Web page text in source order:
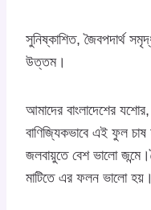
সুনিষ্কাশিত, জৈবপদার্থ
উত্তম।
আমাদের বাংলাদেশের
বাণিজ্যিকভাবে এই ফুল
জলবায়ুতে বেশ ভালো
মাটিতে এর ফলন ভালো হয়।